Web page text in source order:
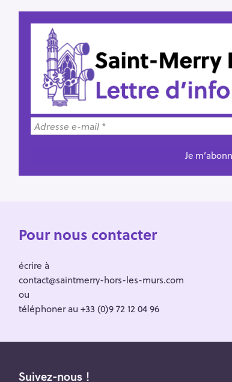
Pour nous contacter
écrire à
contact@saintmerry-hors-les-murs.com
ou
téléphoner au +33 (0)9 72 12 04 96
Suivez-nous !